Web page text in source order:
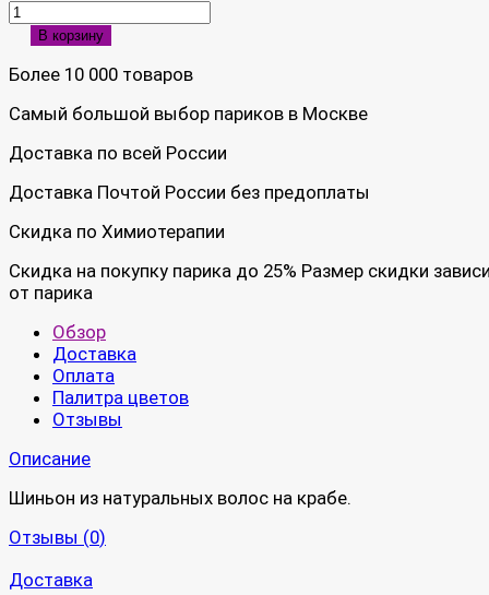
В корзину
Более 10 000 товаров
Самый большой выбор париков в Москве
Доставка по всей России
Доставка Почтой России без предоплаты
Скидка по Химиотерапии
Скидка на покупку парика до 25% Размер скидки
от парика
Обзор
Доставка
Оплата
Палитра цветов
Отзывы
Описание
Шиньон из натуральных волос на крабе.
Отзывы (0)
Доставка